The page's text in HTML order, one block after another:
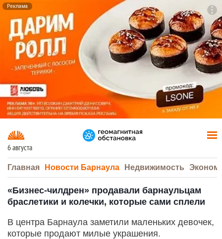
Реклама
6 августа
Главная Новости Барнаула Недвижимость
«Бизнес-чилдрен» продавали барнаульцам
браслетики и колечки, которые сами сплели
В центра Барнаула заметили маленьких девочек,
которые продают милые украшения.